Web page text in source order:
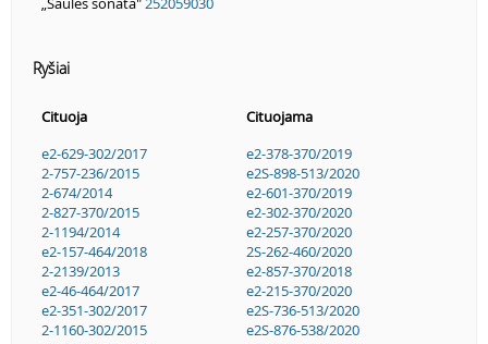
Ryšiai
Cituoja
Cituojama
e2-629-302/2017
2-757-236/2015
2-674/2014
2-827-370/2015
2-1194/2014
e2-157-464/2018
2-2139/2013
e2-46-464/2017
e2-351-302/2017
2-1160-302/2015
e2-378-370/2019
e2S-898-513/2020
e2-601-370/2019
e2-302-370/2020
e2-257-370/2020
2S-262-460/2020
e2-857-370/2018
e2-215-370/2020
e2S-736-513/2020
e2S-876-538/2020